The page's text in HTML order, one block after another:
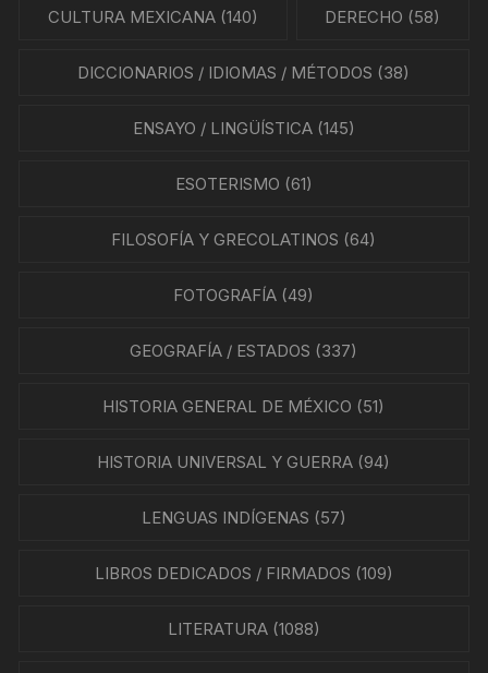
CULTURA MEXICANA(140) DERECHO (58)
DICCIONARIOS / IDIOMAS / MÉTODOS (38)
ENSAYO / LINGÜÍSTICA(145)
ESOTERISMO (61)
FILOSOFÍA Y GRECOLATINOS (64)
FOTOGRAFÍA (49)
GEOGRAFÍA / ESTADOS (337)
HISTORIA GENERAL DE MÉXICO (51)
HISTORIA UNIVERSAL Y GUERRA (94)
LENGUAS INDÍGENAS (57)
LIBROS DEDICADOS / FIRMADOS (109)
LITERATURA(1088)